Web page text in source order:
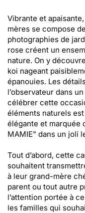
Vibrante et
mères se compose
photographies de
rose créent un
nature. On y
koi nageant
épanouies. Les
l’observateur dans
célébrer cette
éléments naturels
élégante et marquée
MAMIE" dans un joli
Tout d’abord, cette
souhaitent
à leur grand-mère
parent ou tout autre
l’attention portée à
les familles qui